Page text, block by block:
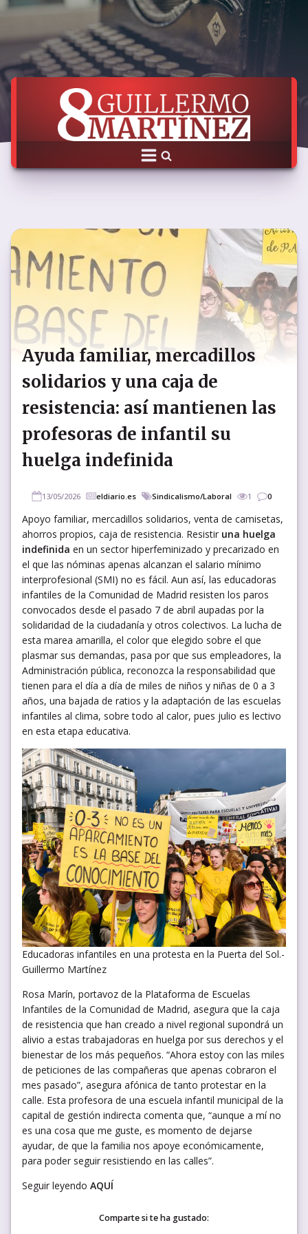
Ayuda familiar, mercadillos
solidarios y una caja de
resistencia: así mantienen las
profesoras de infantil su
huelga indefinida
13/05/2026 eldiario.es Sindicalismo/Laboral 1 0
Apoyo familiar, mercadillos solidarios, venta de camisetas,
ahorros propios, caja de resistencia. Resistir una huelga
indefinida en un sector hiperfeminizado y precarizado en
el que las nóminas apenas alcanzan el salario mínimo
interprofesional (SMI) no es fácil. Aun así, las educadoras
infantiles de la Comunidad de Madrid resisten los paros
convocados desde el pasado 7 de abril aupadas por la
solidaridad de la ciudadanía y otros colectivos. La lucha de
esta marea amarilla, el color que elegido sobre el que
plasmar sus demandas, pasa por que sus empleadores, la
Administración pública, reconozca la responsabilidad que
tienen para el día a día de miles de niños y niñas de 0 a 3
años, una bajada de ratios y la adaptación de las escuelas
infantiles al clima, sobre todo al calor, pues julio es lectivo
en esta etapa educativa.
Educadoras infantiles en una protesta en la Puerta del Sol.-
Guillermo Martínez
Rosa Marín, portavoz de la Plataforma de Escuelas
Infantiles de la Comunidad de Madrid, asegura que la caja
de resistencia que han creado a nivel regional supondrá un
alivio a estas trabajadoras en huelga por sus derechos y el
bienestar de los más pequeños. “Ahora estoy con las miles
de peticiones de las compañeras que apenas cobraron el
mes pasado”, asegura afónica de tanto protestar en la
calle. Esta profesora de una escuela infantil municipal de la
capital de gestión indirecta comenta que, “aunque a mí no
es una cosa que me guste, es momento de dejarse
ayudar, de que la familia nos apoye económicamente,
para poder seguir resistiendo en las calles”.
Seguir leyendo AQUÍ
Comparte si te ha gustado: